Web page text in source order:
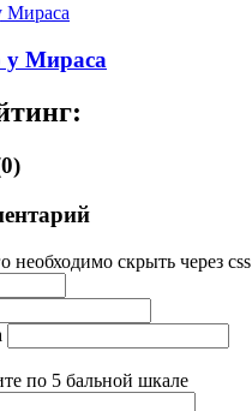
у Мираса
необходимо скрыть через css
по 5 бальной шкале